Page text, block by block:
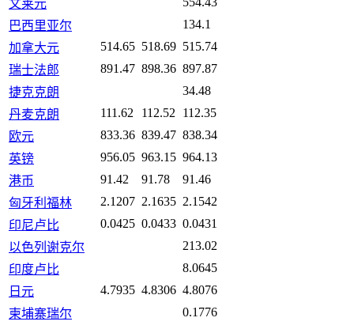
文莱元
巴西里亚尔
134.1
加拿大元
514.65 518.69 515.74
瑞士法郎
891.47 898.36 897.87
捷克克朗
34.48
丹麦克朗
111.62 112.52
112.35
欧元
833.36 839.47 838.34
英镑
956.05 963.15 964.13
港币
91.42 91.78
91.46
匈牙利福林
2.1207 2.1635 2.1542
印尼卢比
0.0425 0.0433 0.0431
以色列谢克尔
213.02
印度卢比
8.0645
日元
4.7935 4.8306 4.8076
柬埔寨瑞尔
0.1776